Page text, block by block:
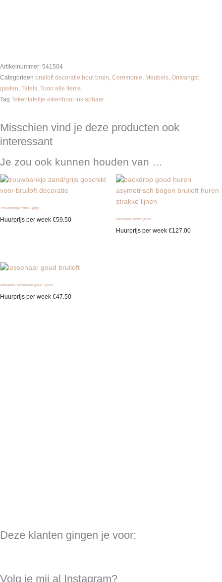
Artikelnummer: 541504
Categorieën bruiloft decoratie hout bruin, Ceremonie, Meubels, Ontvangst
gasten, Tafels, Toon alle items
Tag Tekentafeltje eikenhout inklapbaar
Misschien vind je deze producten ook
interessant
Je zou ook kunnen houden van …
Trouwbankje zand / grijs
Huurprijs per week €59.50 Backdrop crown goud
Huurprijs per week €127.00
Katheder / lessenaar goud 3-poot
Huurprijs per week €47.50
Deze klanten gingen je voor:
Volg je mij al Instagram?